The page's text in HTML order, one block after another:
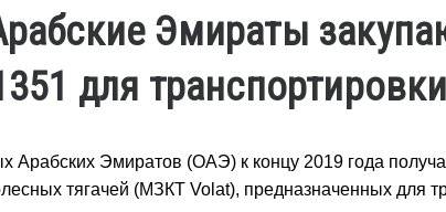
Эмираты
для
Эмиратов (ОАЭ) к концу 2019 года
тягачей (МЗКТ Volat), предназначенных для